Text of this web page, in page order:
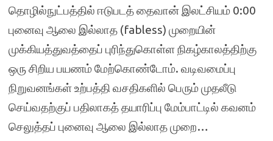
தொழில்நுட்பத்தில் ஈடுபடத் தைவான் இலட்சியம் 0:00
புனைவு ஆலை இல்லாத (fabless) முறையின்
முக்கியத்துவத்தைப் புரிந்துகொள்ள நிகழ்காலத்திற்கு
ஒரு சிறிய பயணம் மேற்கொண்டோம். வடிவமைப்பு
நிறுவனங்கள் உற்பத்தி வசதிகளில் பெரும் முதலீடு
செய்வதற்குப் பதிலாகத் தயாரிப்பு மேம்பாட்டில் கவனம்
செலுத்தப் புனைவு ஆலை இல்லாத முறை…